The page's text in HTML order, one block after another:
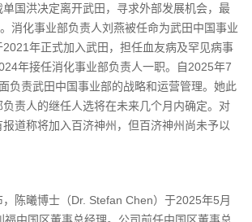
国洪决定离开武田，寻求外部发展机会，最
消化事业部负责人刘燕被任命为武田中国事业
年正式加入武田，担任血友病及罕见病事
年接任消化事业部负责人一职。自2025年7
负责武田中国事业部的战略和运营管理。她此
责人的继任人选将在未来几个月内确定。对
道称将加入百济神州，但百济神州尚未予以
陈曦博士（Dr. Stefan Chen）于2025年5月